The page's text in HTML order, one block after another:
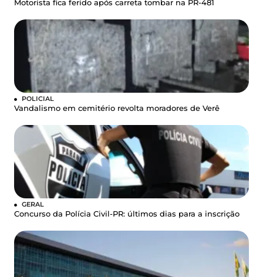
Motorista fica ferido após carreta tombar na PR-481
POLICIAL
Vandalismo em cemitério revolta moradores de Verê
GERAL
Concurso da Polícia Civil-PR: últimos dias para a inscrição